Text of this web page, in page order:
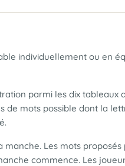
individuellement ou en
parmi les dix
de mots possible dont la
Les mots
commence. Les